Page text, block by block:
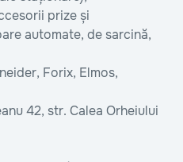
prize și
automate, de sarcină,
Forix, Elmos,
42, str. Calea Orheiului